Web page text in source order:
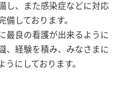
し、また感染症などに対応
しております。
最良の看護が出来るように
、経験を積み、みなさまに
にしております。